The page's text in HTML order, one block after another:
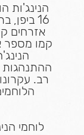
הנינג'ות
16
אזרחים
קמו מספר
ההתנהגות
רב.
לוחמי